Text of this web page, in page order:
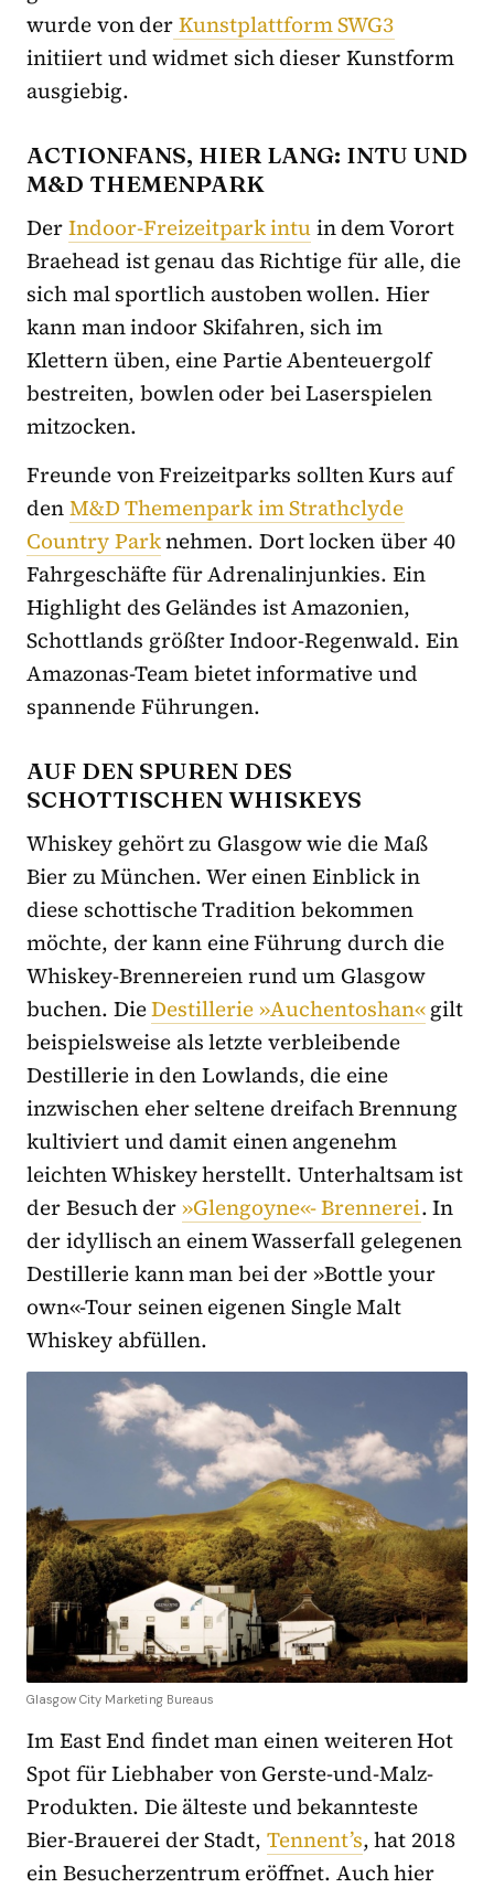
wurde von derKunstplattform SWG3
initiiert und widmet sich dieser Kunstform
ausgiebig.
ACTIONFANS, HIER LANG: INTU UND
M&D THEMENPARK
DerIndoor-Freizeitpark intuin dem Vorort
Braehead ist genau das Richtige für alle, die
sich mal sportlich austoben wollen. Hier
kann man indoor Skifahren, sich im
Klettern üben, eine Partie Abenteuergolf
bestreiten, bowlen oder bei Laserspielen
mitzocken.
Freunde von Freizeitparks sollten Kurs auf
denM&D Themenpark im Strathclyde
Country Parknehmen. Dort locken über 40
Fahrgeschäfte für Adrenalinjunkies. Ein
Highlight des Geländes ist Amazonien,
Schottlands größter Indoor-Regenwald. Ein
Amazonas-Team bietet informative und
spannende Führungen.
AUF DEN SPUREN DES
SCHOTTISCHEN WHISKEYS
Whiskey gehört zu Glasgow wie die Maß
Bier zu München. Wer einen Einblick in
diese schottische Tradition bekommen
möchte, der kann eine Führung durch die
Whiskey-Brennereien rund um Glasgow
buchen. DieDestillerie »Auchentoshan«gilt
beispielsweise als letzte verbleibende
Destillerie in den Lowlands, die eine
inzwischen eher seltene dreifach Brennung
kultiviert und damit einen angenehm
leichten Whiskey herstellt. Unterhaltsam ist
der Besuch der»Glengoyne«- Brennerei. In
der idyllisch an einem Wasserfall gelegenen
Destillerie kann man bei der »Bottle your
own«-Tour seinen eigenen Single Malt
Whiskey abfüllen.
Glasgow City Marketing Bureaus
Im East End findet man einen weiteren Hot
Spot für Liebhaber von Gerste-und-Malz-
Produkten. Die älteste und bekannteste
Bier-Brauerei der Stadt, Tennent’s, hat 2018
ein Besucherzentrum eröffnet. Auch hier